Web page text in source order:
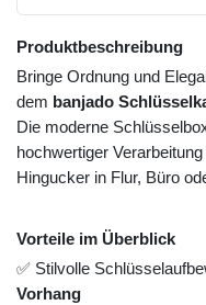
Produktbeschreibung
Bringe Ordnung und
dem banjado
Die moderne
hochwertiger
Hingucker in Flur, Büro
Vorteile im Überblick
✅ Stilvolle
Vorhang